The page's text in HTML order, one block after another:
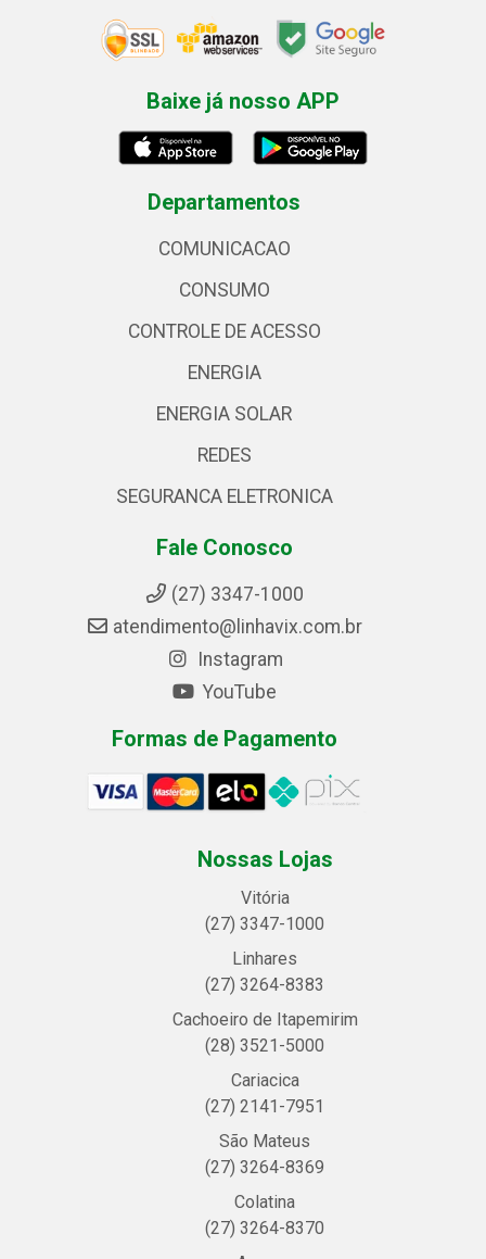
Baixe já nosso APP
Departamentos
COMUNICACAO
CONSUMO
CONTROLE DE ACESSO
ENERGIA
ENERGIA SOLAR
REDES
SEGURANCA ELETRONICA
Fale Conosco
(27) 3347-1000
atendimento@linhavix.com.br
Instagram
YouTube
Formas de Pagamento
Nossas Lojas
Vitória
(27) 3347-1000
Linhares
(27) 3264-8383
Cachoeiro de Itapemirim
(28) 3521-5000
Cariacica
(27) 2141-7951
São Mateus
(27) 3264-8369
Colatina
(27) 3264-8370